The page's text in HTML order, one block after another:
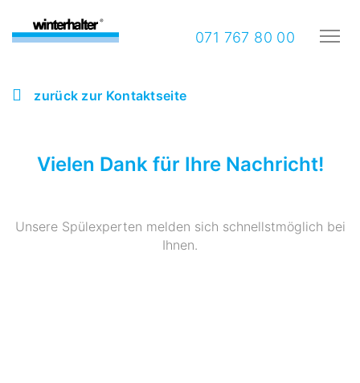
071 767 80 00
zurück zur Kontaktseite
Vielen Dank für Ihre Nachricht!
Unsere Spülexperten melden sich schnellstmöglich bei
Ihnen.